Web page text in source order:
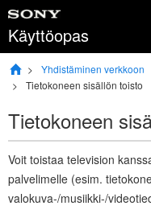
Käyttöopas
Yhdistäminen verkkoon
Tietokoneen sisällön toisto
Tietokoneen
Voit toistaa television
palvelimelle (esim.
valokuva-/musiikki-/